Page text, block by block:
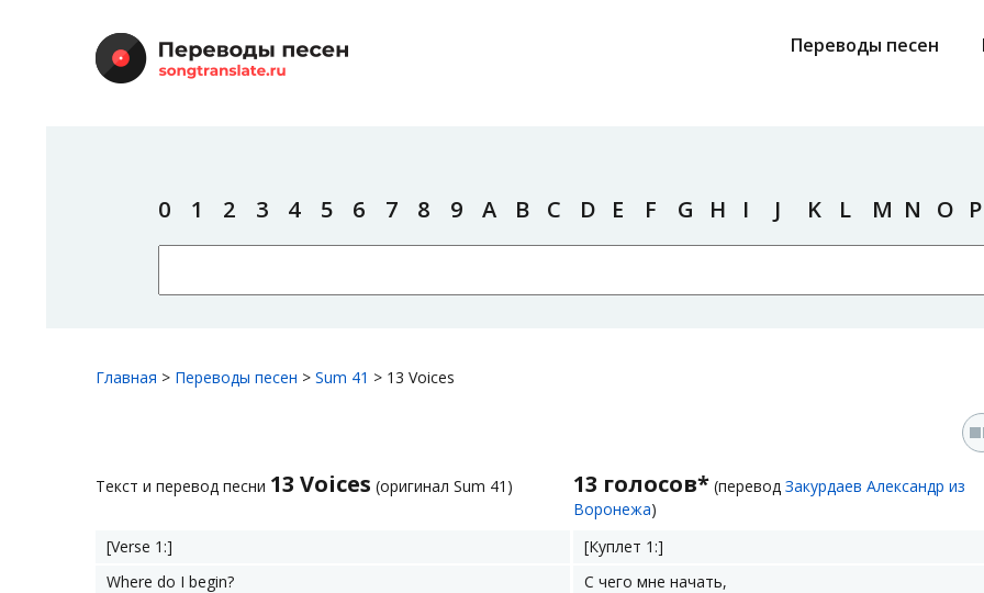
Переводы песен
0 1 2 3 4 5 6 7 8 9 A B C D E F G H I J K L M N O P
Главная > Переводы песен > Sum 41 > 13 Voices
Текст и перевод песни 13 Voices (оригинал Sum 41) 13 голосов*(перевод Закурдаев Александр из
Воронежа)
[Verse 1:]
[Куплет 1:]
Where do I begin?
С чего мне начать,